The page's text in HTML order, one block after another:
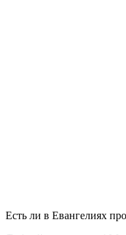
Есть ли в Евангелиях